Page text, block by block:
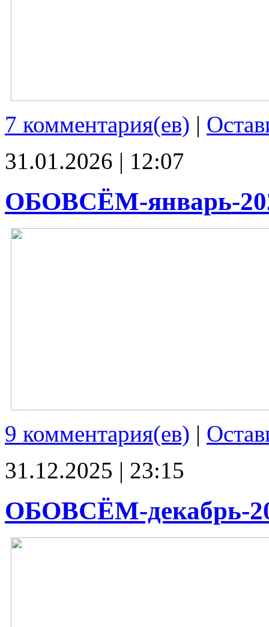
7 комментария(ев) |
31.01.2026 | 12:07
ОБОВСЁМ-январь-
9 комментария(ев) |
31.12.2025 | 23:15
ОБОВСЁМ-декабрь-